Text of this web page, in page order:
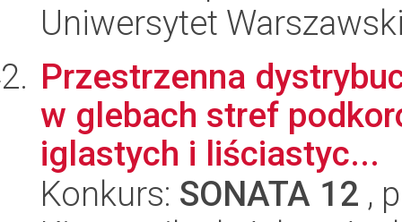
Uniwersytet
Przestrzenna
w glebach stref
iglastych i liściastyc...
Konkurs: SONATA 12 ,